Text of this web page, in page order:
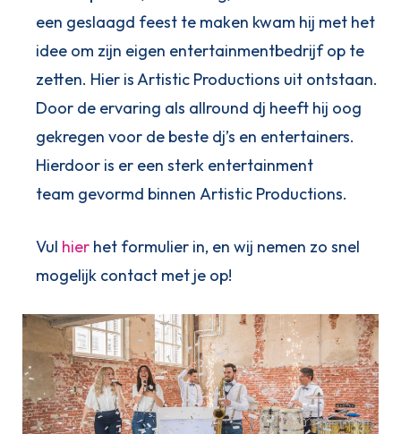
een geslaagd feest te maken kwam hij met het
idee om zijn eigen entertainmentbedrijf op te
zetten. Hier is Artistic Productions uit ontstaan.
Door de ervaring als allround dj heeft hij oog
gekregen voor de beste dj’s en entertainers.
Hierdoor is er een sterk entertainment
team gevormd binnen Artistic Productions.
Vul hier het formulier in, en wij nemen zo snel
mogelijk contact met je op!